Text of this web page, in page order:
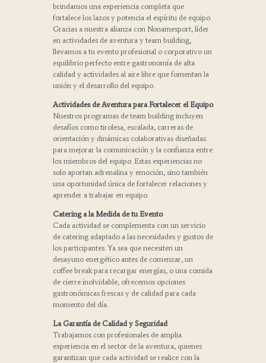
brindamos una experiencia completa que
fortalece los lazos y potencia el espíritu de equipo.
Gracias a nuestra alianza con Nonamesport, líder
en actividades de aventura y team building,
llevamos a tu evento profesional o corporativo un
equilibrio perfecto entre gastronomía de alta
calidad y actividades al aire libre que fomentan la
unión y el desarrollo del equipo.
Actividades de Aventura para Fortalecer el Equipo
Nuestros programas de team building incluyen
desafíos como tirolesa, escalada, carreras de
orientación y dinámicas colaborativas diseñadas
para mejorar la comunicación y la confianza entre
los miembros del equipo. Estas experiencias no
solo aportan adrenalina y emoción, sino también
una oportunidad única de fortalecer relaciones y
aprender a trabajar en equipo.
Catering a la Medida de tu Evento
Cada actividad se complementa con un servicio
de catering adaptado a las necesidades y gustos de
los participantes. Ya sea que necesiten un
desayuno energético antes de comenzar, un
coffee break para recargar energías, o una comida
de cierre inolvidable, ofrecemos opciones
gastronómicas frescas y de calidad para cada
momento del día.
La Garantía de Calidad y Seguridad
Trabajamos con profesionales de amplia
experiencia en el sector de la aventura, quienes
garantizan que cada actividad se realice con la